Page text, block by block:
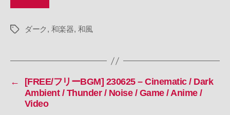
の
タ
ダーク , 和楽器, 和風
←
[FREE/フリーBGM] 230625 – Cinematic / Dark
Ambient / Thunder / Noise / Game / Anime /
Video